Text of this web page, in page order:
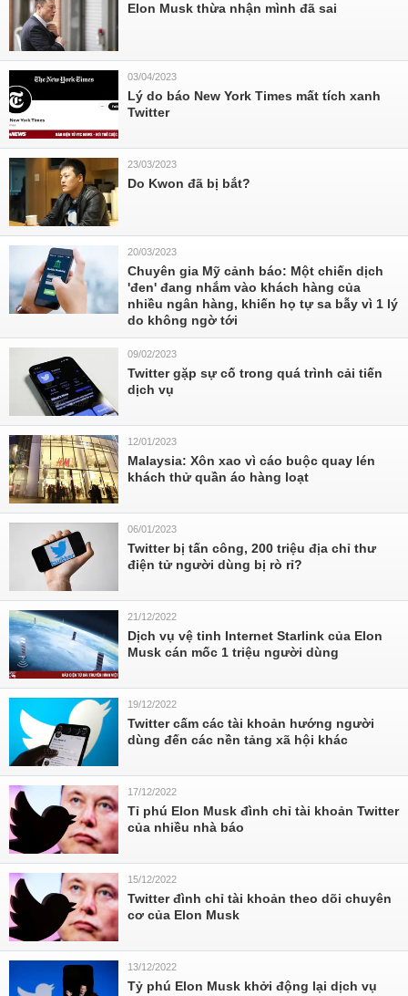
Elon Musk thừa nhận mình đã sai
03/04/2023
Lý do báo New York Times mất tích xanh
Twitter
23/03/2023
Do Kwon đã bị bắt?
20/03/2023
Chuyên gia Mỹ cảnh báo: Một chiến dịch
'đen' đang nhắm vào khách hàng của
nhiều ngân hàng, khiến họ tự sa bẫy vì 1 lý
do không ngờ tới
09/02/2023
Twitter gặp sự cố trong quá trình cải tiến
dịch vụ
12/01/2023
Malaysia: Xôn xao vì cáo buộc quay lén
khách thử quần áo hàng loạt
06/01/2023
Twitter bị tấn công, 200 triệu địa chỉ thư
điện tử người dùng bị rò rỉ?
21/12/2022
Dịch vụ vệ tinh Internet Starlink của Elon
Musk cán mốc 1 triệu người dùng
19/12/2022
Twitter cấm các tài khoản hướng người
dùng đến các nền tảng xã hội khác
17/12/2022
Tỉ phú Elon Musk đình chỉ tài khoản Twitter
của nhiều nhà báo
15/12/2022
Twitter đình chỉ tài khoản theo dõi chuyên
cơ của Elon Musk
13/12/2022
Tỷ phú Elon Musk khởi động lại dịch vụ